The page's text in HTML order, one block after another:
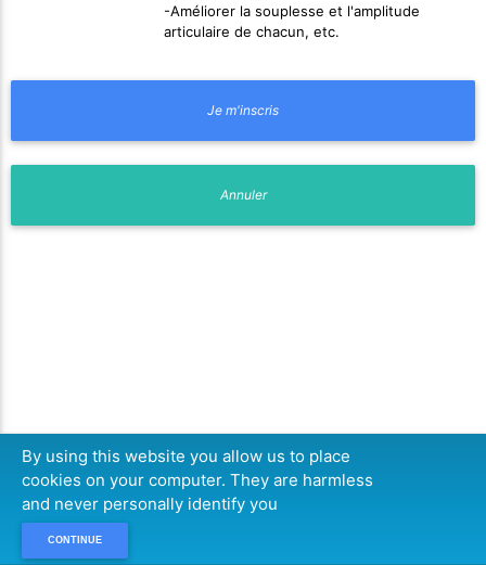
-Améliorer la souplesse et l'amplitude
articulaire de chacun, etc.
By using this website you allow us to place
cookies on your computer. They are harmless
and never personally identify you
CONTINUE